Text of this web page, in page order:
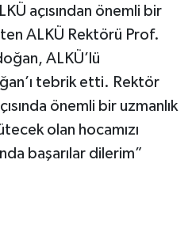
açısından önemli bir
ALKÜ Rektörü Prof.
ALKÜ’lü
tebrik etti. Rektör
önemli bir uzmanlık
olan hocamızı
başarılar dilerim”